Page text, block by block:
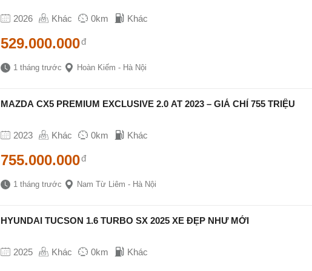
2026 Khác 0km Khác
529.000.000đ
1 tháng trước Hoàn Kiếm - Hà Nội
MAZDA CX5 PREMIUM EXCLUSIVE 2.0 AT 2023 – GIÁ CHỈ 755 TRIỆU
2023 Khác 0km Khác
755.000.000đ
1 tháng trước Nam Từ Liêm - Hà Nội
HYUNDAI TUCSON 1.6 TURBO SX 2025 XE ĐẸP NHƯ MỚI
2025 Khác 0km Khác